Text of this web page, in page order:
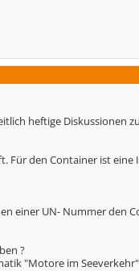
heftige Diskussionen
Für den Container ist
einer UN- Nummer
?
"Motore im Seeverkehr"